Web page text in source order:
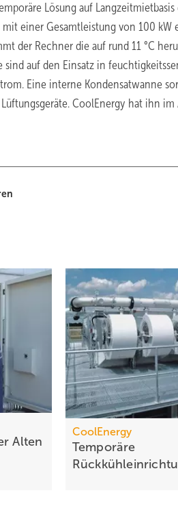
Lösung auf
einer Gesamtleistung von 100 kW
der Rechner die auf rund 11 °C
auf den Einsatz in
Eine interne Kondensatwanne
CoolEnergy hat ihn
Alten
CoolEnergy
Temporäre